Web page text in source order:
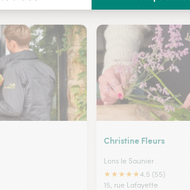
Christine Fleurs
Lons le Saunier
★★★★★4.5 (55)
15, rue Lafayette